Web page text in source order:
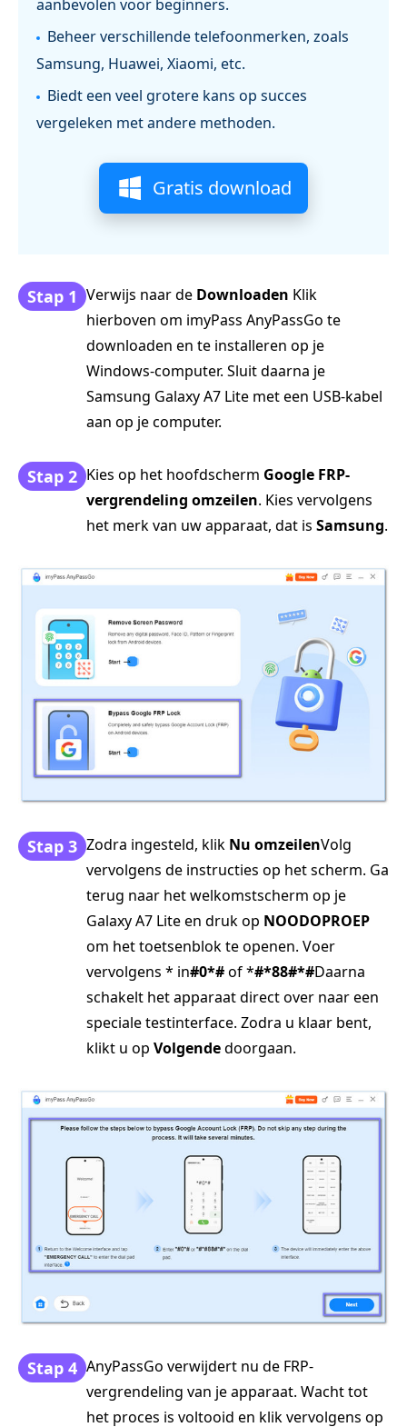
aanbevolen voor beginners.
Beheer verschillende telefoonmerken, zoals
Samsung, Huawei, Xiaomi, etc.
Biedt een veel grotere kans op succes
vergeleken met andere methoden.
Gratis download
Stap 1 Verwijs naar de Downloaden Klik
hierboven om imyPass AnyPassGo te
downloaden en te installeren op je
Windows-computer. Sluit daarna je
Samsung Galaxy A7 Lite met een USB-kabel
aan op je computer.
Stap 2 Kies op het hoofdscherm Google FRP-
vergrendeling omzeilen. Kies vervolgens
het merk van uw apparaat, dat is Samsung.
Stap 3 Zodra ingesteld, klik Nu omzeilenVolg
vervolgens de instructies op het scherm. Ga
terug naar het welkomstscherm op je
Galaxy A7 Lite en druk op NOODOPROEP
om het toetsenblok te openen. Voer
vervolgens * in#0*#of *#*88#*#Daarna
schakelt het apparaat direct over naar een
speciale testinterface. Zodra u klaar bent,
klikt u op Volgendedoorgaan.
Stap 4 AnyPassGo verwijdert nu de FRP-
vergrendeling van je apparaat. Wacht tot
het proces is voltooid en klik vervolgens op